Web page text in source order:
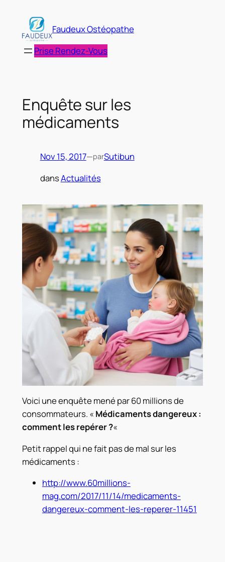
contenu
Faudeux Ostéopathe
Prise Rendez-Vous
Enquête sur les
médicaments
Nov 15, 2017—parSutibun
dansActualités
Voici une enquête mené par 60 millions de
consommateurs. « Médicaments dangereux :
comment les repérer ?«
Petit rappel qui ne fait pas de mal sur les
médicaments :
http://www.60millions-
mag.com/2017/11/14/medicaments-
dangereux-comment-les-reperer-11451